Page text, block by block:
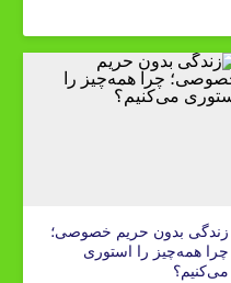
زندگی بدون حریم خصوصی؛
چرا همه‌چیز را استوری
می‌کنیم؟